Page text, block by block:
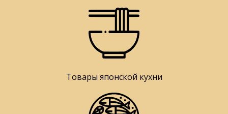
Товары японской кухни